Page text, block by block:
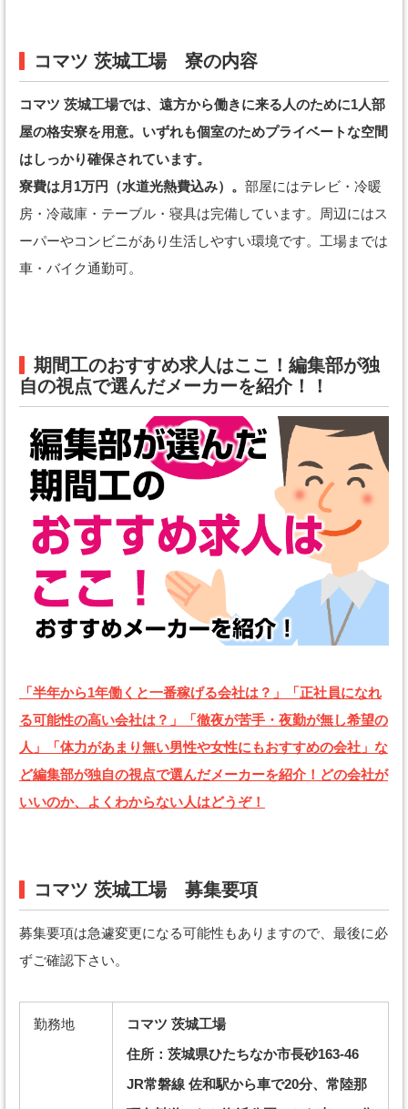
コマツ 茨城工場 寮の内容
コマツ 茨城工場では、遠方から働きに来る人のために1人部
屋の格安寮を用意。いずれも個室のためプライベートな空間
はしっかり確保されています。
寮費は月1万円（水道光熱費込み）。 部屋にはテレビ・冷暖
房・冷蔵庫・テーブル・寝具は完備しています。周辺にはス
ーパーやコンビニがあり生活しやすい環境です。工場までは
車・バイク通勤可。
期間工のおすすめ求人はここ！編集部が独
自の視点で選んだメーカーを紹介！！
「半年から1年働くと一番稼げる会社は？」「正社員になれ
る可能性の高い会社は？」「徹夜が苦手・夜勤が無し希望の
人」「体力があまり無い男性や女性にもおすすめの会社」な
ど編集部が独自の視点で選んだメーカーを紹介！どの会社が
いいのか、よくわからない人はどうぞ！
コマツ 茨城工場 募集要項
募集要項は急遽変更になる可能性もありますので、最後に必
ずご確認下さい。
勤務地
コマツ 茨城工場
住所：茨城県ひたちなか市長砂163-46
JR常磐線 佐和駅から車で20分、常陸那